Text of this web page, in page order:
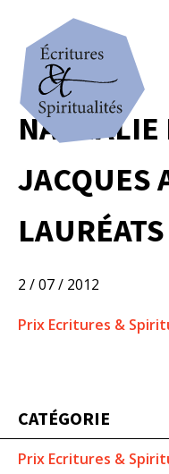
NATHALIE
JACQUES
2 / 07 / 2012
Prix Ecritures &
CATÉGORIE
Prix Ecritures &